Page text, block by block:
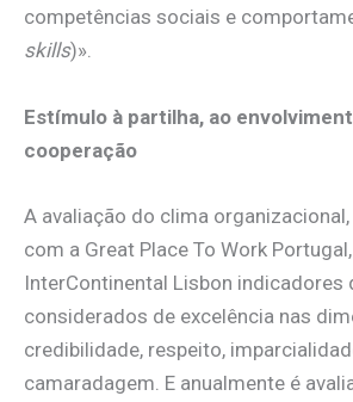
competências sociais e
skills)».
Estímulo à partilha, ao
cooperação
A avaliação do clima
com a Great Place To Work
InterContinental Lisbon indicadores
considerados de excelência nas
credibilidade, respeito,
camaradagem. E anualmente é